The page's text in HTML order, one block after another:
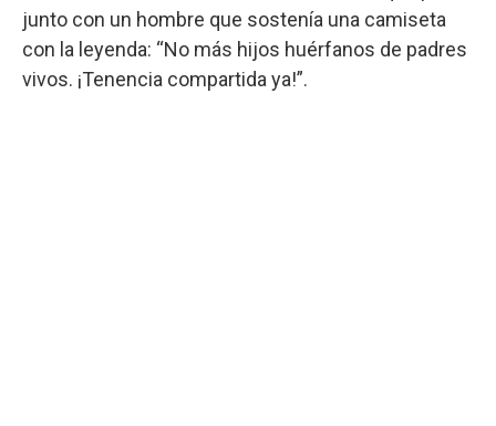
junto con un hombre que sostenía una camiseta
con la leyenda: “No más hijos huérfanos de padres
vivos. ¡Tenencia compartida ya!”.